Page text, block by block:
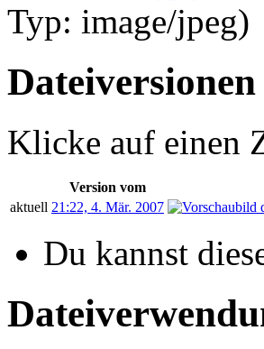
Typ: image/jpeg)
Dateiversionen
Klicke auf einen
Version vom
aktuell 21:22, 4. Mär. 2007
Du kannst